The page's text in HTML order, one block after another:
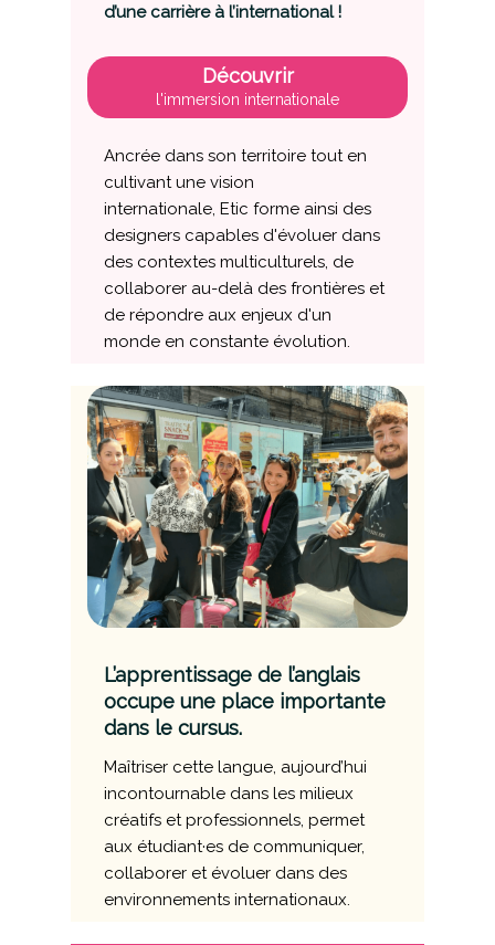
d’une carrière à l’international !
Découvrir
l'immersion internationale
Ancrée dans son territoire tout en
cultivant une vision
internationale, Etic forme ainsi des
designers capables d'évoluer dans
des contextes multiculturels, de
collaborer au-delà des frontières et
de répondre aux enjeux d'un
monde en constante évolution.
L’apprentissage de l’anglais
occupe une place importante
dans le cursus.
Maîtriser cette langue, aujourd’hui
incontournable dans les milieux
créatifs et professionnels, permet
aux étudiant·es de communiquer,
collaborer et évoluer dans des
environnements internationaux.